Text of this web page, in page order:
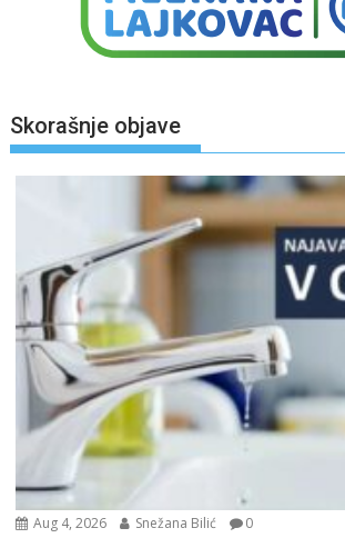
Skorašnje objave
Aug 4, 2026 Snežana Bilić 0